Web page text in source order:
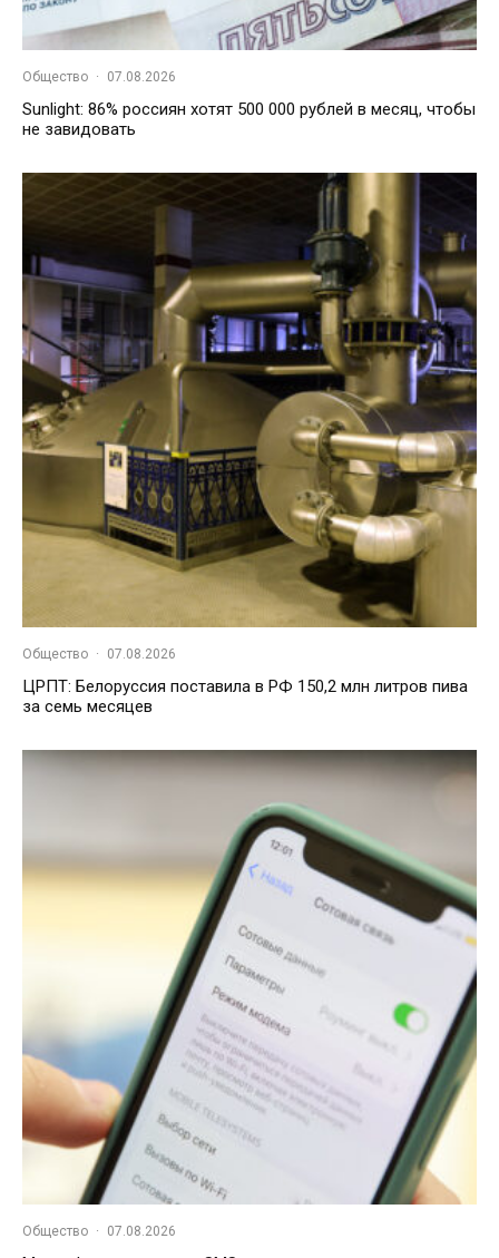
Общество · 07.08.2026
Sunlight: 86% россиян хотят 500 000 рублей в месяц, чтобы
не завидовать
Общество · 07.08.2026
ЦРПТ: Белоруссия поставила в РФ 150,2 млн литров пива
за семь месяцев
Общество · 07.08.2026